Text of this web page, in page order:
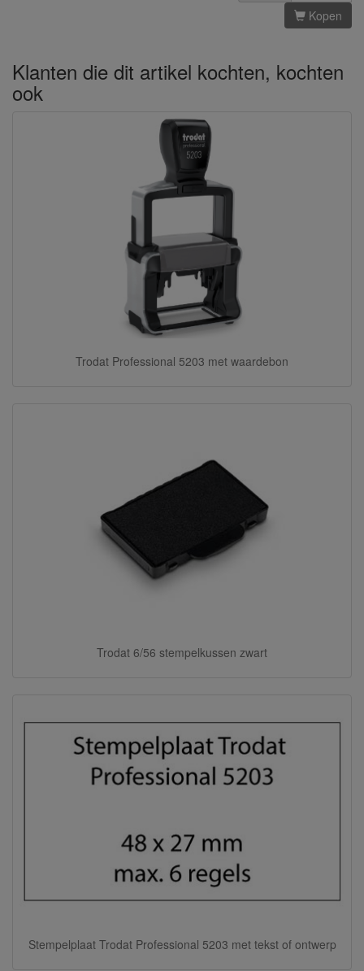
Kopen
Klanten die dit artikel kochten, kochten
ook
Trodat Professional 5203 met waardebon
Trodat 6/56 stempelkussen zwart
Stempelplaat Trodat Professional 5203 met tekst of ontwerp